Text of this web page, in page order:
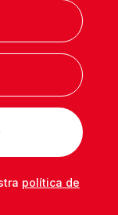
política de